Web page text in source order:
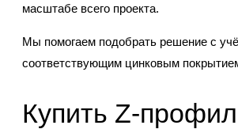
масштабе всего проекта.
Мы помогаем подобрать решение с
соответствующим цинковым
Купить Z-